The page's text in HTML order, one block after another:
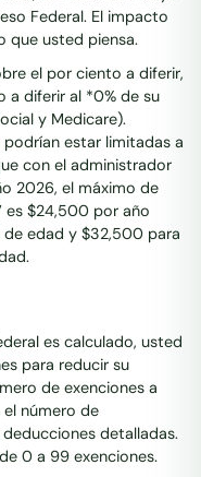
Federal. El impacto
que usted piensa.
el por ciento a diferir,
a diferir al *0% de su
y Medicare).
estar limitadas a
con el administrador
2026, el máximo de
es $24,500 por año
edad y $32,500 para
es calculado, usted
para reducir su
de exenciones a
número de
detalladas.
0 a 99 exenciones.